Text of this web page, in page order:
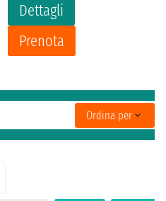
Dettagli
Prenota
Ordina per